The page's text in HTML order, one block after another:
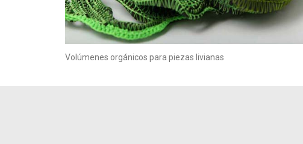
Volúmenes orgánicos para piezas livianas